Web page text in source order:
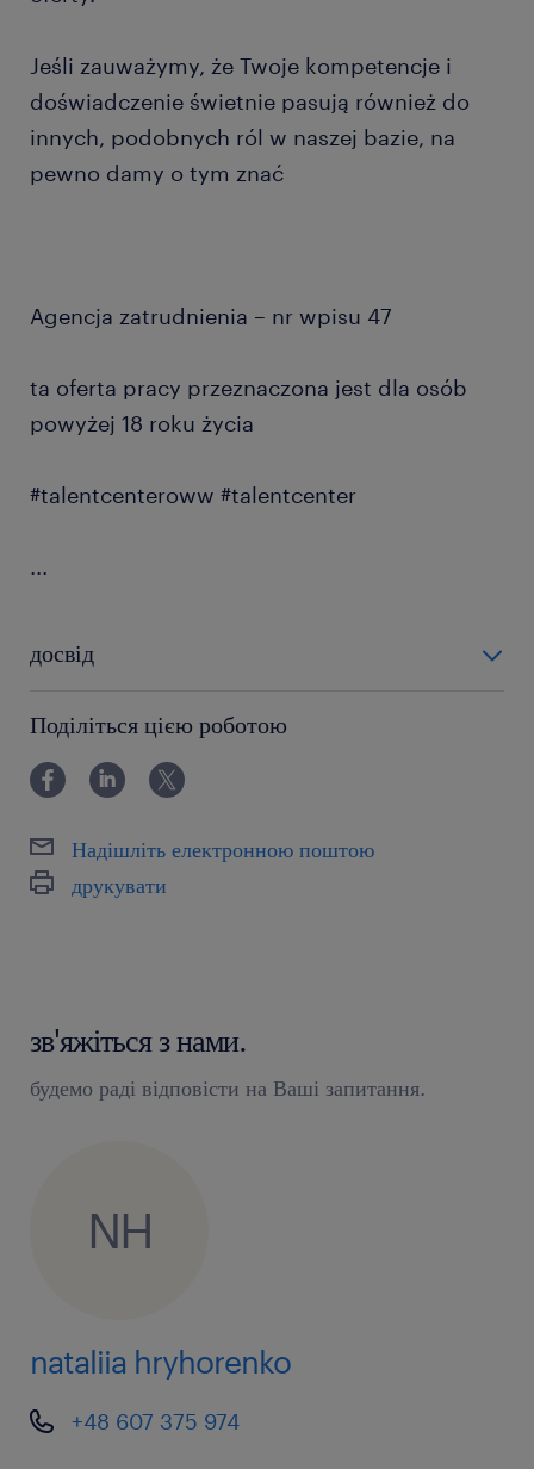
Jeśli zauważymy, że Twoje kompetencje i
doświadczenie świetnie pasują również do
innych, podobnych ról w naszej bazie, na
pewno damy o tym znać
Agencja zatrudnienia – nr wpisu 47
ta oferta pracy przeznaczona jest dla osób
powyżej 18 roku życia
#talentcenteroww #talentcenter
...
досвід
Поділіться цією роботою
Надішліть електронною поштою
друкувати
зв'яжіться з нами.
будемо раді відповісти на Ваші запитання.
NH
nataliia hryhorenko
+48 607 375 974